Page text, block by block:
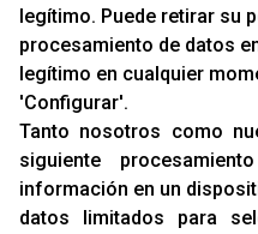
INFORMACIÓN
Cambios Y Devoluciones
RACING SUPPORT
Aviso Legal
legítimo. Puede retirar su
procesamiento de datos
legítimo en cualquier
'Configurar'.
Tanto nosotros como
siguiente
información en un
datos limitados para